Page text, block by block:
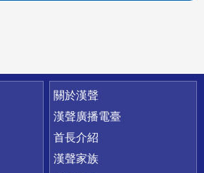
關於漢聲
漢聲廣播電臺
首長介紹
漢聲家族